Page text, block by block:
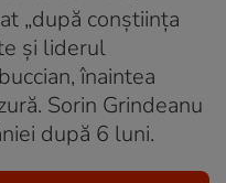
„după conștiința
și liderul
înaintea
Sorin Grindeanu
după 6 luni.